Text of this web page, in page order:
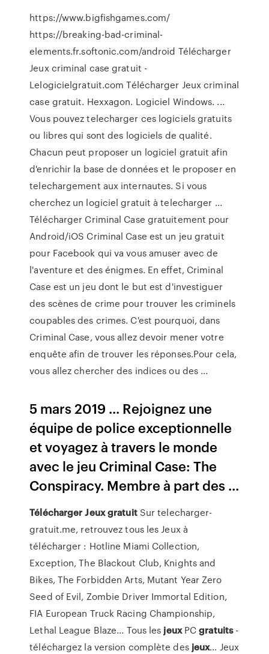
https://www.bigfishgames.com/
https://breaking-bad-criminal-
elements.fr.softonic.com/android Télécharger
Jeux criminal case gratuit -
Lelogicielgratuit.com Télécharger Jeux criminal
case gratuit. Hexxagon. Logiciel Windows. ...
Vous pouvez telecharger ces logiciels gratuits
ou libres qui sont des logiciels de qualité.
Chacun peut proposer un logiciel gratuit afin
d'enrichir la base de données et le proposer en
telechargement aux internautes. Si vous
cherchez un logiciel gratuit à telecharger ...
Télécharger Criminal Case gratuitement pour
Android/iOS Criminal Case est un jeu gratuit
pour Facebook qui va vous amuser avec de
l'aventure et des énigmes. En effet, Criminal
Case est un jeu dont le but est d'investiguer
des scènes de crime pour trouver les criminels
coupables des crimes. C'est pourquoi, dans
Criminal Case, vous allez devoir mener votre
enquête afin de trouver les réponses.Pour cela,
vous allez chercher des indices ou des ...
5 mars 2019 ... Rejoignez une
équipe de police exceptionnelle
et voyagez à travers le monde
avec le jeu Criminal Case: The
Conspiracy. Membre à part des ...
Télécharger JeuxgratuitSur telecharger-
gratuit.me, retrouvez tous les Jeux à
télécharger : Hotline Miami Collection,
Exception, The Blackout Club, Knights and
Bikes, The Forbidden Arts, Mutant Year Zero
Seed of Evil, Zombie Driver Immortal Edition,
FIA European Truck Racing Championship,
Lethal League Blaze... Tous les jeuxPCgratuits-
téléchargez la version complète des jeux... Jeux